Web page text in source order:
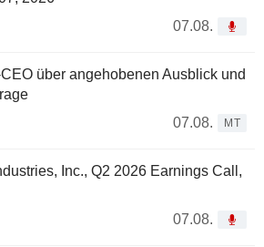
07.08.
über angehobenen Ausblick und
07.08.
MT
Inc., Q2 2026 Earnings Call,
07.08.